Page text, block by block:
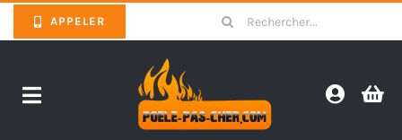
to
APPELER
Search
for:
Toggle